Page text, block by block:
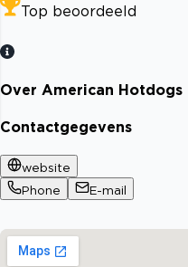
Top beoordeeld
Over American Hotdogs
Contactgegevens
website
Phone
E-mail